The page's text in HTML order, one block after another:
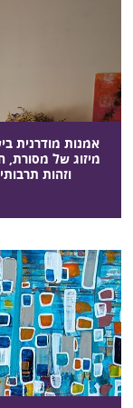
אמנות מודרנית
מיזוג של מסורת,
וזהות